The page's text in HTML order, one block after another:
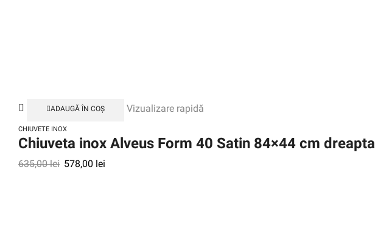
ADAUGĂ ÎN COȘ Vizualizare rapidă
CHIUVETE INOX
Chiuveta inox Alveus Form 40 Satin 84×44 cm dreapta
635,00lei 578,00 lei